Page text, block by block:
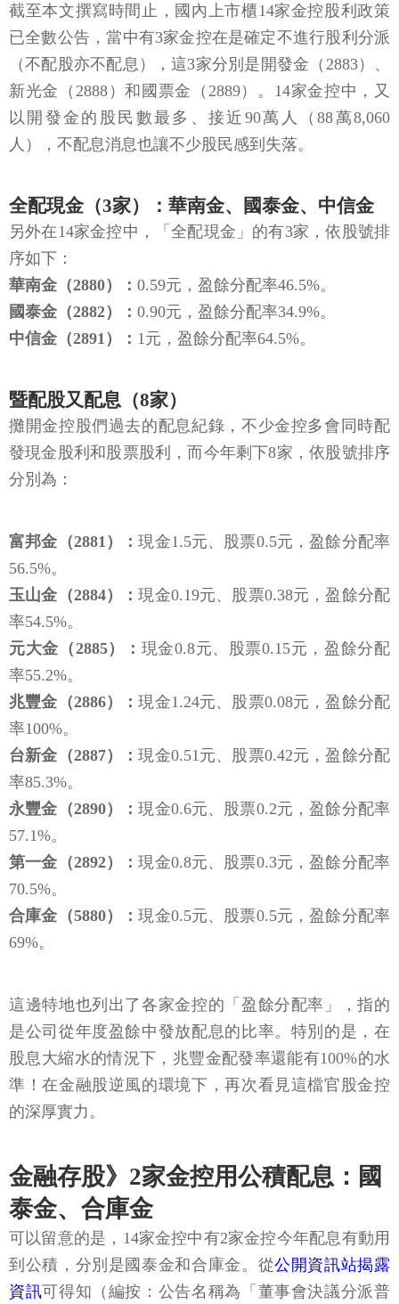
截至本文撰寫時間止，國內上市櫃14家金控股利政策
已全數公告，當中有3家金控在是確定不進行股利分派
（不配股亦不配息），這3家分別是開發金（2883）、
新光金（2888）和國票金（2889）。14家金控中，又
以開發金的股民數最多、接近90萬人（88萬8,060
人），不配息消息也讓不少股民感到失落。
全配現金（3家）：華南金、國泰金、中信金
另外在14家金控中，「全配現金」的有3家，依股號排
序如下：
華南金（2880）： 0.59元，盈餘分配率46.5%。
國泰金（2882）： 0.90元，盈餘分配率34.9%。
中信金（2891）： 1元，盈餘分配率64.5%。
暨配股又配息（8家）
攤開金控股們過去的配息紀錄，不少金控多會同時配
發現金股利和股票股利，而今年剩下8家，依股號排序
分別為：
富邦金（2881）：現金1.5元、股票0.5元，盈餘分配率
56.5%。
玉山金（2884）：現金0.19元、股票0.38元，盈餘分配
率54.5%。
元大金（2885）： 現金0.8元、股票0.15元，盈餘分配
率55.2%。
兆豐金（2886）：現金1.24元、股票0.08元，盈餘分配
率100%。
台新金（2887）：現金0.51元、股票0.42元，盈餘分配
率85.3%。
永豐金（2890）：現金0.6元、股票0.2元，盈餘分配率
57.1%。
第一金（2892）：現金0.8元、股票0.3元，盈餘分配率
70.5%。
合庫金（5880）：現金0.5元、股票0.5元，盈餘分配率
69%。
這邊特地也列出了各家金控的「盈餘分配率」，指的
是公司從年度盈餘中發放配息的比率。特別的是，在
股息大縮水的情況下，兆豐金配發率還能有100%的水
準！在金融股逆風的環境下，再次看見這檔官股金控
的深厚實力。
金融存股》2家金控用公積配息：國
泰金、合庫金
可以留意的是，14家金控中有2家金控今年配息有動用
到公積，分別是國泰金和合庫金。從公開資訊站揭露
資訊可得知（編按：公告名稱為「董事會決議分派普